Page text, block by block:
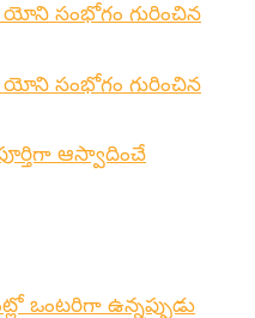
యోని సంభోగం గురించిన
యోని సంభోగం గురించిన
ఆస్వాదించే
ఒంటరిగా ఉన్నప్పుడు